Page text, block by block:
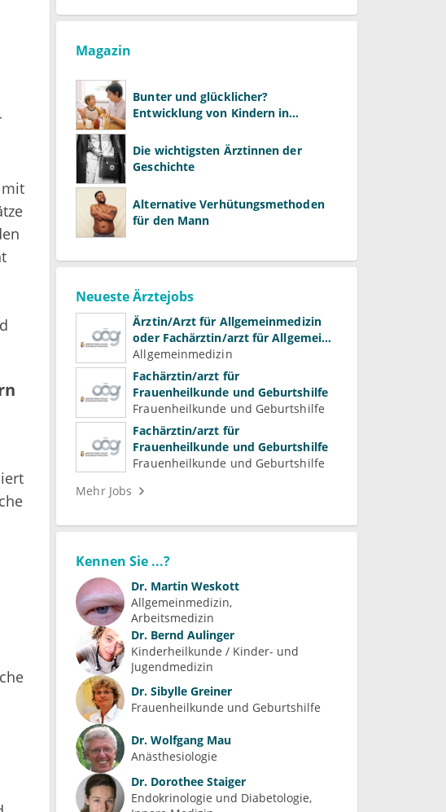
Magazin
Bunter und glücklicher?
Entwicklung von Kindern in
Die wichtigsten Ärztinnen der
Geschichte
Alternative Verhütungsmethoden
für den Mann
Neueste Ärztejobs
Ärztin/Arzt für Allgemeinmedizin
oder Fachärztin/arzt für Allgemein-
und Familienmedizin für
Psychiatrie und
Psychotherapeutische Medizin
Allgemeinmedizin
Fachärztin/arzt für
Frauenheilkunde und Geburtshilfe
Frauenheilkunde und Geburtshilfe
Fachärztin/arzt für
Frauenheilkunde und Geburtshilfe
Frauenheilkunde und Geburtshilfe
Mehr Jobs
Kennen Sie ...?
Dr. Martin Weskott
Allgemeinmedizin
Arbeitsmedizin
Dr. Bernd Aulinger
Kinderheilkunde / Kinder- und
Jugendmedizin
Dr. Sibylle Greiner
Frauenheilkunde und Geburtshilfe
Dr. Wolfgang Mau
Anästhesiologie
Dr. Dorothee Staiger
Endokrinologie und Diabetologie